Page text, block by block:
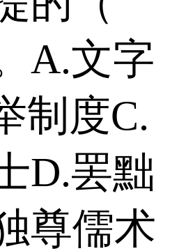
A.文字
制度 C.
D.罢黜
尊儒术